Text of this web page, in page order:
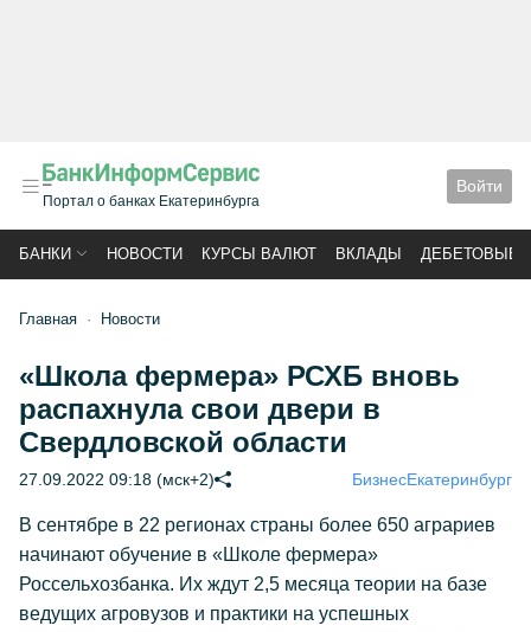
Портал о банках Екатеринбурга
Войти
БАНКИ НОВОСТИ КУРСЫ ВАЛЮТ ВКЛАДЫ ДЕБЕТОВЫЕ
Главная Новости
«Школа фермера» РСХБ вновь
распахнула свои двери в
Свердловской области
27.09.2022 09:18 (мск+2) БизнесЕкатеринбург
В сентябре в 22 регионах страны более 650 аграриев
начинают обучение в «Школе фермера»
Россельхозбанка. Их ждут 2,5 месяца теории на базе
ведущих агровузов и практики на успешных